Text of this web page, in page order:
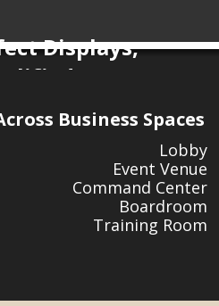
Displays,
Business Spaces
Lobby
Event Venue
Command Center
Boardroom
Training Room